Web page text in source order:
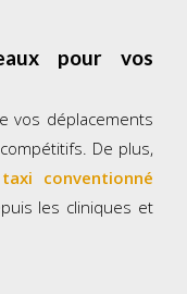
pour vos
vos déplacements
De plus,
conventionné
les cliniques et